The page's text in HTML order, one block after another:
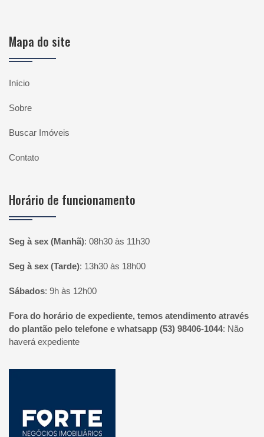
Mapa do site
Início
Sobre
Buscar Imóveis
Contato
Horário de funcionamento
Seg à sex (Manhã): 08h30 às 11h30
Seg à sex (Tarde): 13h30 às 18h00
Sábados: 9h às 12h00
Fora do horário de expediente, temos atendimento através
do plantão pelo telefone e whatsapp (53) 98406-1044: Não
haverá expediente